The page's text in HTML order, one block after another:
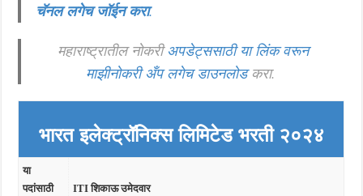
चॅनल लगेच जॉईन करा.
महाराष्ट्रातील नोकरीअपडेट्ससाठी या लिंक वरून
माझीनोकरी अँप लगेच डाउनलोडकरा.
भारत इलेक्ट्रॉनिक्स लिमिटेड भरती २०२४
या
पदांसाठी
ITI शिकाऊ उमेदवार